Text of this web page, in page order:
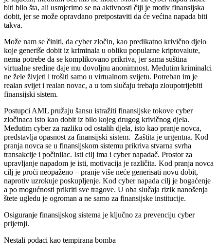
biti bilo šta, ali usmjerimo se na aktivnosti čiji je motiv finansijska
dobit, jer se može opravdano pretpostaviti da će većina napada biti
takva.
Može nam se činiti, da cyber zločin, kao predikatno krivično djelo
koje generiše dobit iz kriminala u obliku popularne kriptovalute,
nema potrebe da se komplikovano prikriva, jer sama suština
virtualne sredine daje mu dovoljnu anonimnost. Međutim kriminalci
ne žele živjeti i trošiti samo u virtualnom svijetu. Potreban im je
realan svijet i realan novac, a u tom slučaju trebaju zloupotrijebiti
finansijski sistem.
Postupci AML pružaju šansu istražiti finansijske tokove cyber
zločinaca isto kao dobit iz bilo kojeg drugog krivičnog djela.
Međutim cyber za razliku od ostalih djela, isto kao pranje novca,
predstavlja opasnost za finansijski sistem. Zaštita je urgentna. Kod
pranja novca se u finansijskom sistemu prikriva stvarna svrha
transakcije i počinilac. Isti cilj ima i cyber napadač. Prostor za
upravljanje napadom je isti, motivacija je različita. Kod pranja novca
cilj je proći neopaženo – pranje više neće generisati novu dobit,
naprotiv uzrokuje poskupljenje. Kod cyber napada cilj je bogaćenje
a po mogućnosti prikriti sve tragove. U oba slučaja rizik nanošenja
štete ugledu je ogroman a ne samo za finansijske institucije.
Osiguranje finansijskog sistema je ključno za prevenciju cyber
prijetnji.
Nestali podaci kao tempirana bomba